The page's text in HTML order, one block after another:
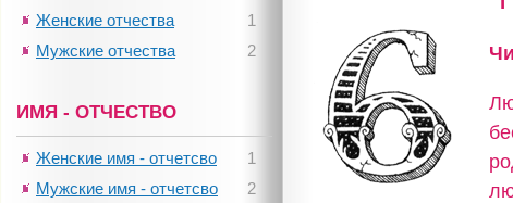
1
Женские отчества
2
Мужские отчества
ИМЯ - ОТЧЕСТВО
1
Женские имя - отчетсво
2
Мужские имя - отчетсво